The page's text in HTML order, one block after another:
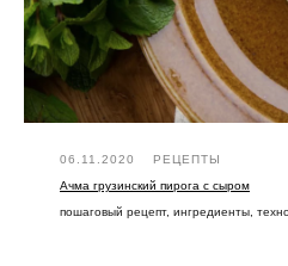
06.11.2020
РЕЦЕПТЫ
Ачма грузинский пирога с сыром
пошаговый рецепт, ингредиенты,